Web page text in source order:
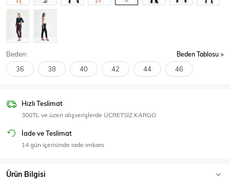
Body Atlet Crop & Büstiyer
SPOR GİYİM
Beden: Beden Tablosu
36 38 40 42 44 46
Hızlı Teslimat
300TL ve üzeri alışverişlerde ÜCRETSİZ KARGO
İade ve Teslimat
14 gün içerisinde iade imkanı
Ürün Bilgisi